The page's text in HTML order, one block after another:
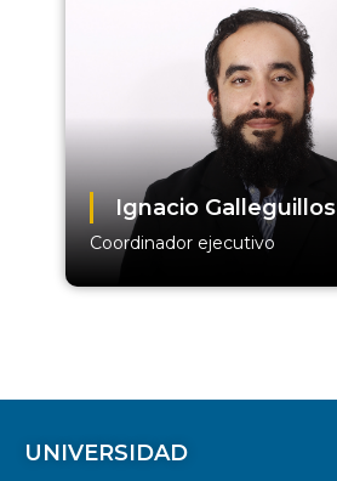
Ignacio Galleguillos
Coordinador ejecutivo
UNIVERSIDAD